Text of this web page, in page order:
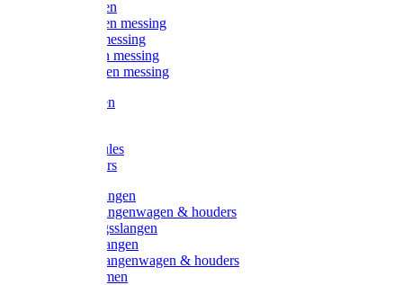
Kogelkranen
Koppelingen messing
Sproeiers messing
Tuinspuiten messing
Slangstukken messing
Handspuiten
Kunststoftules
Regenmeters
Overige slangen
Overige slangenwagen & houders
Beregeningsslangen
Gardena slangen
Gardena slangenwagen & houders
Slangklemmen